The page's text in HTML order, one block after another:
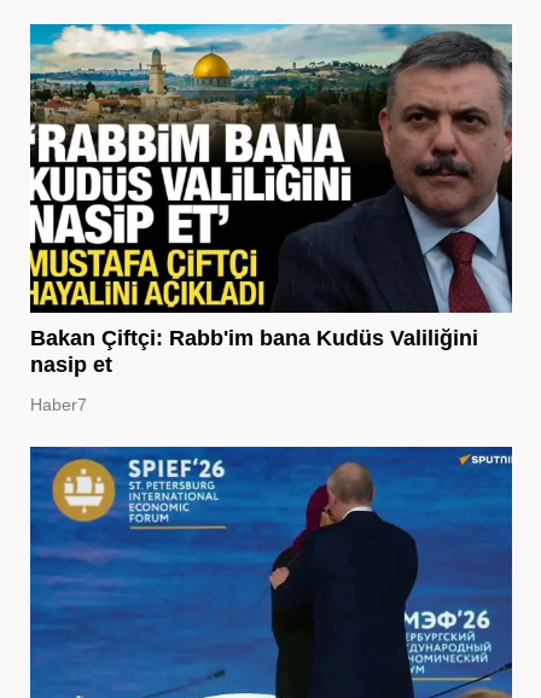
Bakan Çiftçi: Rabb'im bana Kudüs Valiliğini
nasip et
Haber7